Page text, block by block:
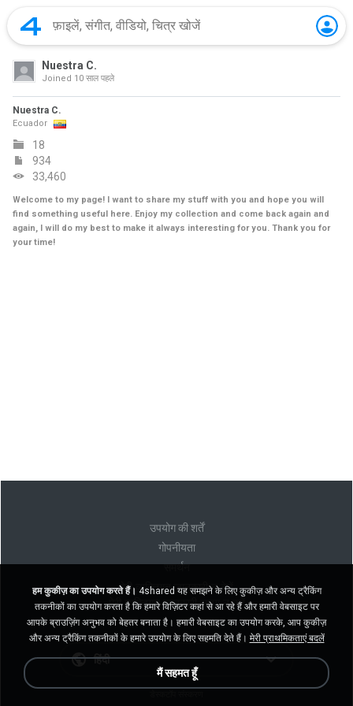
Nuestra C.
Joined 10 साल पहले
Nuestra C.
Ecuador
18
934
33,460
Welcome to my page! I want to share my stuff with you and hope you will
find something useful here. Enjoy my collection and come back again and
again, I will do my best to make it always interesting for you. Thank you for
your time!
उपयोग की शर्तें
गोपनीयता
समर्थन
मेरी व्यक्तिगत जानकारी न बेचें
मेरी व्यक्तिगत जानकारी साझा न करें
हिंदी
हम कुकीज़ का उपयोग करते हैं। 4shared यह समझने के लिए कुकीज़ और अन्य ट्रैकिंग
तकनीकों का उपयोग करता है कि हमारे विज़िटर कहां से आ रहे हैं और हमारी वेबसाइट पर
आपके ब्राउज़िंग अनुभव को बेहतर बनाता है। हमारी वेबसाइट का उपयोग करके, आप कुकीज़
और अन्य ट्रैकिंग तकनीकों के हमारे उपयोग के लिए सहमति देते हैं। मेरी प्राथमिकताएं बदलें
मैं सहमत हूँ